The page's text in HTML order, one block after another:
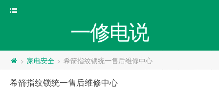
一修电说
> 家电安全 > 希箭指纹锁统一售后维修中心
希箭指纹锁统一售后维修中心